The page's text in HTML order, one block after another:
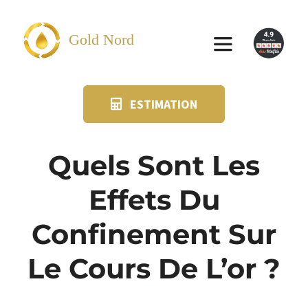
contenu
Gold Nord
Toggle
SUIVI KIT POSTAL
BLOG
ESTIMATION
Quels Sont Les
Effets Du
Confinement Sur
Le Cours De L’or ?